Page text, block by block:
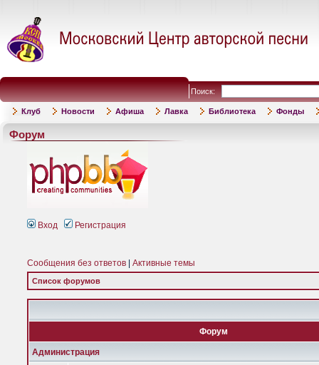
Поиск:
Клуб Новости Афиша Лавка Библиотека Фонды
Форум
Вход Регистрация
Сообщения без ответов Активные темы
Список форумов
Форум
Администрация